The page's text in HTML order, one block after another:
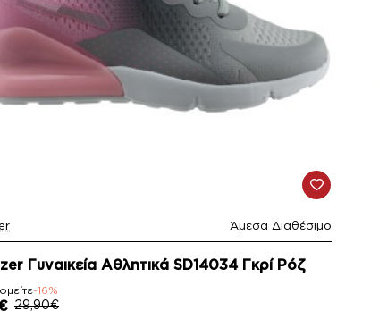
Άμεσα Διαθέσιμο
Γυναικεία Αθλητικά SD14034 Γκρί Ρόζ
-16%
29,90€